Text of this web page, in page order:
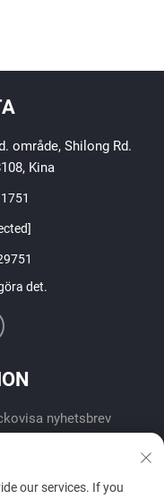
område, Shilong Rd.
Kina
det.
nyhetsbrev
our services. If you